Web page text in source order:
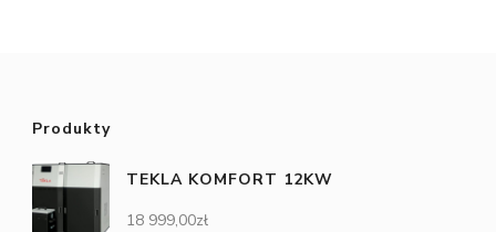
Produkty
TEKLA KOMFORT 12KW
18 999,00zł